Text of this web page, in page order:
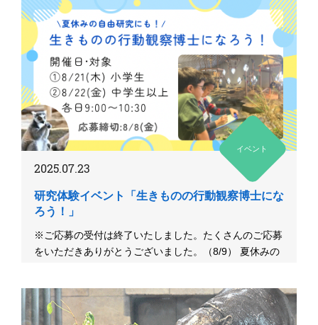
イベント
2025.07.23
研究体験イベント「生きものの行動観察博士にな
ろう！」
※ご応募の受付は終了いたしました。たくさんのご応募
をいただきありがとうございました。（8/9） 夏休みの